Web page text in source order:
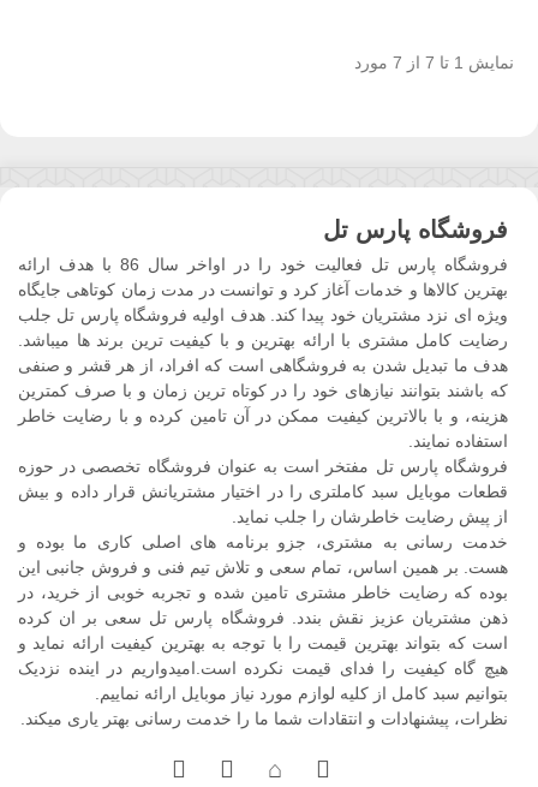
نمایش 1 تا 7 از 7 مورد
فروشگاه پارس تل
فروشگاه پارس تل فعالیت خود را در اواخر سال 86 با هدف ارائه
بهترین کالاها و خدمات آغاز کرد و توانست در مدت زمان کوتاهی جایگاه
ویژه ای نزد مشتریان خود پیدا کند. هدف اولیه فروشگاه پارس تل جلب
رضایت کامل مشتری با ارائه بهترین و با کیفیت ترین برند ها میباشد.
هدف ما تبدیل شدن به فروشگاهی است که افراد، از هر قشر و صنفی
که باشند بتوانند نیازهای خود را در کوتاه ترین زمان و با صرف کمترین
هزینه، و با بالاترین کیفیت ممکن در آن تامین کرده و با رضایت خاطر
استفاده نمایند.
فروشگاه پارس تل مفتخر است به عنوان فروشگاه تخصصی در حوزه
قطعات موبایل سبد کاملتری را در اختیار مشتریانش قرار داده و بیش
از پیش رضایت خاطرشان را جلب نماید.
خدمت رسانی به مشتری، جزو برنامه های اصلی کاری ما بوده و
هست. بر همین اساس، تمام سعی و تلاش تیم فنی و فروش جانبی این
بوده که رضایت خاطر مشتری تامین شده و تجربه خوبی از خرید، در
ذهن مشتریان عزیز نقش بندد. فروشگاه پارس تل سعی بر ان کرده
است که بتواند بهترین قیمت را با توجه به بهترین کیفیت ارائه نماید و
هیچ گاه کیفیت را فدای قیمت نکرده است.امیدواریم در اینده نزدیک
بتوانیم سبد کامل از کلیه لوازم مورد نیاز موبایل ارائه نماییم.
نظرات، پیشنهادات و انتقادات شما ما را خدمت رسانی بهتر یاری میکند.